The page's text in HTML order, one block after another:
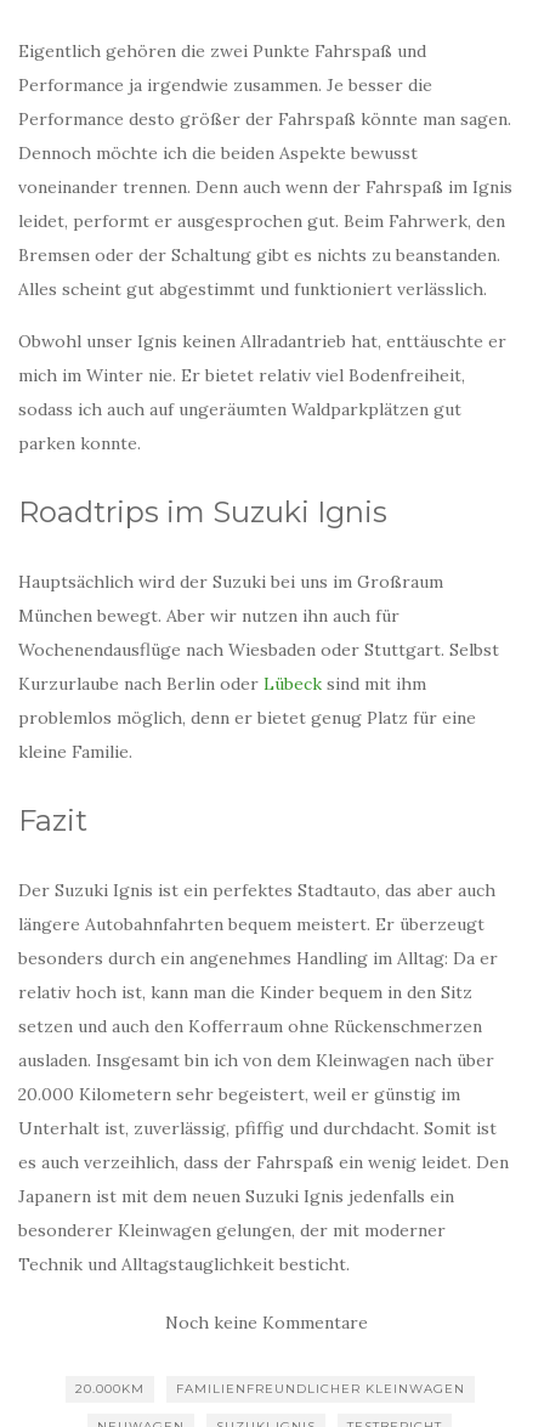
Eigentlich gehören die zwei Punkte Fahrspaß und
Performance ja irgendwie zusammen. Je besser die
Performance desto größer der Fahrspaß könnte man sagen.
Dennoch möchte ich die beiden Aspekte bewusst
voneinander trennen. Denn auch wenn der Fahrspaß im Ignis
leidet, performt er ausgesprochen gut. Beim Fahrwerk, den
Bremsen oder der Schaltung gibt es nichts zu beanstanden.
Alles scheint gut abgestimmt und funktioniert verlässlich.
Obwohl unser Ignis keinen Allradantrieb hat, enttäuschte er
mich im Winter nie. Er bietet relativ viel Bodenfreiheit,
sodass ich auch auf ungeräumten Waldparkplätzen gut
parken konnte.
Roadtrips im Suzuki Ignis
Hauptsächlich wird der Suzuki bei uns im Großraum
München bewegt. Aber wir nutzen ihn auch für
Wochenendausflüge nach Wiesbaden oder Stuttgart. Selbst
Kurzurlaube nach Berlin oder Lübeck sind mit ihm
problemlos möglich, denn er bietet genug Platz für eine
kleine Familie.
Fazit
Der Suzuki Ignis ist ein perfektes Stadtauto, das aber auch
längere Autobahnfahrten bequem meistert. Er überzeugt
besonders durch ein angenehmes Handling im Alltag: Da er
relativ hoch ist, kann man die Kinder bequem in den Sitz
setzen und auch den Kofferraum ohne Rückenschmerzen
ausladen. Insgesamt bin ich von dem Kleinwagen nach über
20.000 Kilometern sehr begeistert, weil er günstig im
Unterhalt ist, zuverlässig, pfiffig und durchdacht. Somit ist
es auch verzeihlich, dass der Fahrspaß ein wenig leidet. Den
Japanern ist mit dem neuen Suzuki Ignis jedenfalls ein
besonderer Kleinwagen gelungen, der mit moderner
Technik und Alltagstauglichkeit besticht.
Noch keine Kommentare
20.000KM FAMILIENFREUNDLICHER KLEINWAGEN